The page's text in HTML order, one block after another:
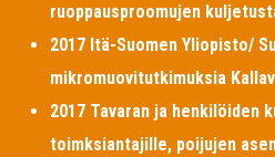
ruoppausproomujen
2017 Itä-Suomen Yliopisto/
mikromuovitutkimuksia
2017 Tavaran ja henkilöiden
toimksiantajille, poijujen